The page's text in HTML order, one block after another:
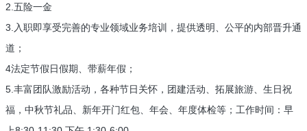
2.五险一金
3.入职即享受完善的专业领域业务培训，提供透明、公平的内部晋升通
道；
4法定节假日假期、带薪年假；
5.丰富团队激励活动，各种节日关怀，团建活动、拓展旅游、生日祝
福，中秋节礼品、新年开门红包、年会、年度体检等；工作时间：早